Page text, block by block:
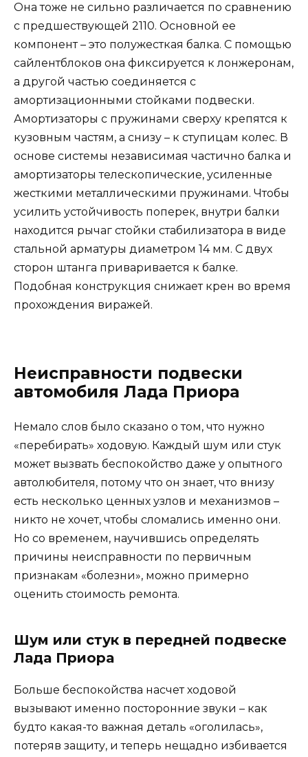
Она тоже не сильно различается по сравнению
с предшествующей 2110. Основной ее
компонент – это полужесткая балка. С помощью
сайлентблоков она фиксируется к лонжеронам,
а другой частью соединяется с
амортизационными стойками подвески.
Амортизаторы с пружинами сверху крепятся к
кузовным частям, а снизу – к ступицам колес. В
основе системы независимая частично балка и
амортизаторы телескопические, усиленные
жесткими металлическими пружинами. Чтобы
усилить устойчивость поперек, внутри балки
находится рычаг стойки стабилизатора в виде
стальной арматуры диаметром 14 мм. С двух
сторон штанга приваривается к балке.
Подобная конструкция снижает крен во время
прохождения виражей.
Неисправности подвески
автомобиля Лада Приора
Немало слов было сказано о том, что нужно
«перебирать» ходовую. Каждый шум или стук
может вызвать беспокойство даже у опытного
автолюбителя, потому что он знает, что внизу
есть несколько ценных узлов и механизмов –
никто не хочет, чтобы сломались именно они.
Но со временем, научившись определять
причины неисправности по первичным
признакам «болезни», можно примерно
оценить стоимость ремонта.
Шум или стук в передней подвеске
Лада Приора
Больше беспокойства насчет ходовой
вызывают именно посторонние звуки – как
будто какая-то важная деталь «оголилась»,
потеряв защиту, и теперь нещадно избивается